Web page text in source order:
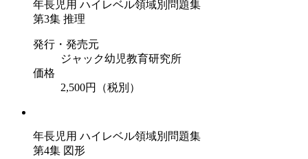
年長児用 ハイレベル領域別問題集
第3集 推理
発行・発売元
ジャック幼児教育研究所
価格
2,500円（税別）
年長児用 ハイレベル領域別問題集
第4集 図形